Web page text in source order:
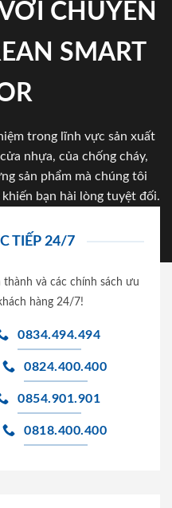
CHUYÊN
SMART
trong lĩnh vực sản xuất
nhựa, của chống cháy,
sản phẩm mà chúng tôi
bạn hài lòng tuyệt đối.
TIẾP 24/7
và các chính sách ưu
hàng 24/7!
0834.494.494
0824.400.400
0854.901.901
0818.400.400